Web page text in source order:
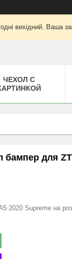
вихідний. Ваша
ЧЕХОЛ С
бампер для
2020 Supreme на